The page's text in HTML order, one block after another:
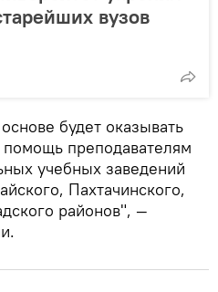
вузов
будет оказывать
преподавателям
учебных заведений
Пахтачинского,
районов", —